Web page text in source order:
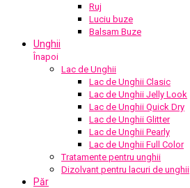
Ruj
Luciu buze
Balsam Buze
Unghii
Înapoi
Lac de Unghii
Lac de Unghii Clasic
Lac de Unghii Jelly Look
Lac de Unghii Quick Dry
Lac de Unghii Glitter
Lac de Unghii Pearly
Lac de Unghii Full Color
Tratamente pentru unghii
Dizolvant pentru lacuri de unghii
Păr